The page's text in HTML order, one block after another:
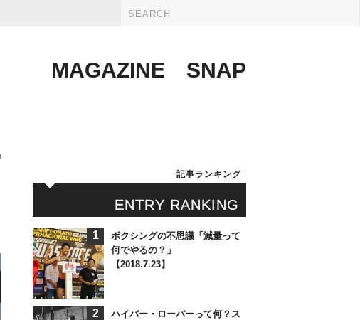
MAGAZINE SNAP
ENTRY RANKING
記事ランキング
1
ボクシングの不思議「減量って
何でやるの？」
【2018.7.23】
2
ハイバー・ローバーって何？ス